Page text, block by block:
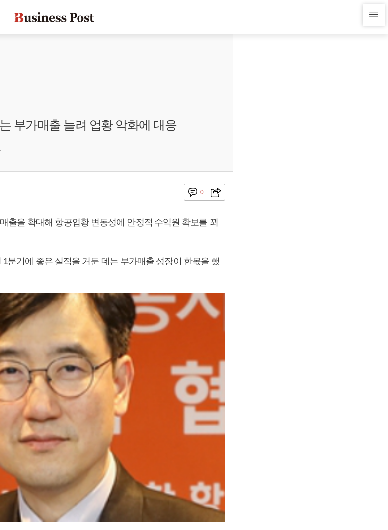
부가매출 늘려 업황 악화에 대응
0
출을 확대해 항공업황 변동성에 안정적 수익원 확보를 꾀
분기에 좋은 실적을 거둔 데는 부가매출 성장이 한몫을 했